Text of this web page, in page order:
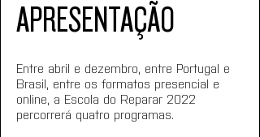
APRESENTAÇÃO
Entre abril e dezembro, entre Portugal e
Brasil, entre os formatos presencial e
online, a Escola do Reparar 2022
percorrerá quatro programas.